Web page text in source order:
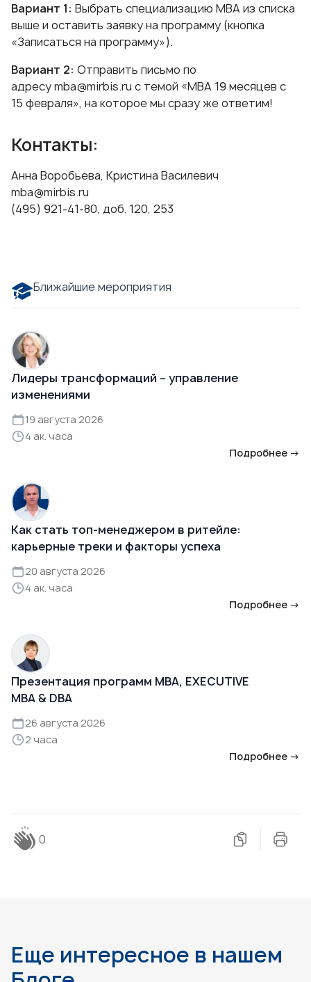
Вариант 1: Выбрать специализацию МВА из списка
выше и оставить заявку на программу (кнопка
«Записаться на программу»).
Вариант 2: Отправить письмо по
адресуmba@mirbis.ru с темой «МВА 19 месяцев с
15 февраля», на которое мы сразу же ответим!
Контакты:
Анна Воробьева, Кристина Василевич
mba@mirbis.ru
(495) 921-41-80, доб. 120, 253
Ближайшие мероприятия
Лидеры трансформаций – управление
изменениями
19 августа 2026
4 ак. часа
Подробнее →
Как стать топ-менеджером в ритейле:
карьерные треки и факторы успеха
20 августа 2026
4 ак. часа
Подробнее →
Презентация программ MBA, EXECUTIVE
MBA & DBA
26 августа 2026
2 часа
Подробнее →
0
Еще интересное в нашем